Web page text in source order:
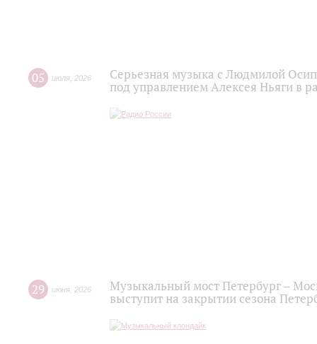
05 июля 2026
Серьезная музыка с Людмилой
под управлением Алексея Ньяги в
29 июня 2026
Музыкальный мост Петербург –
выступит на закрытии сезона